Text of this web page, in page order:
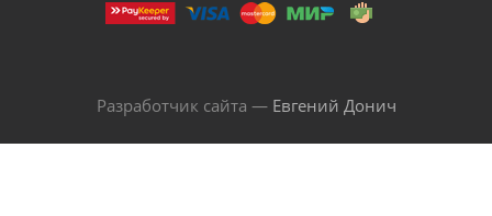
Разработчик сайта — Евгений Донич